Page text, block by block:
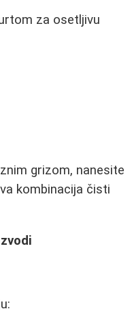
za osetljivu
grizom, nanesite
kombinacija čisti